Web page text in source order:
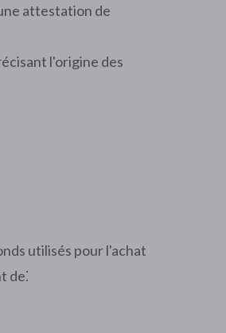
attestation de
l'origine des
utilisés pour l'achat
de⁚